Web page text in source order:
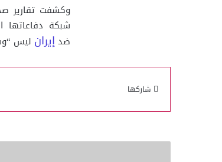
وكشفت تقارير
شبكة
ضدإيران ليس
شاركها
معالي